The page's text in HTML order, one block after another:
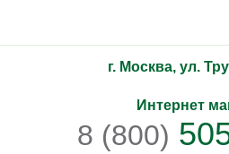
г. Москва, ул.
Интернет
8 (800)